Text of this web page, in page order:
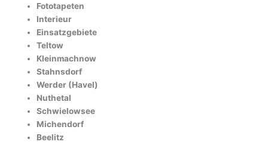
Fototapeten
Interieur
Einsatzgebiete
Teltow
Kleinmachnow
Stahnsdorf
Werder (Havel)
Nuthetal
Schwielowsee
Michendorf
Beelitz